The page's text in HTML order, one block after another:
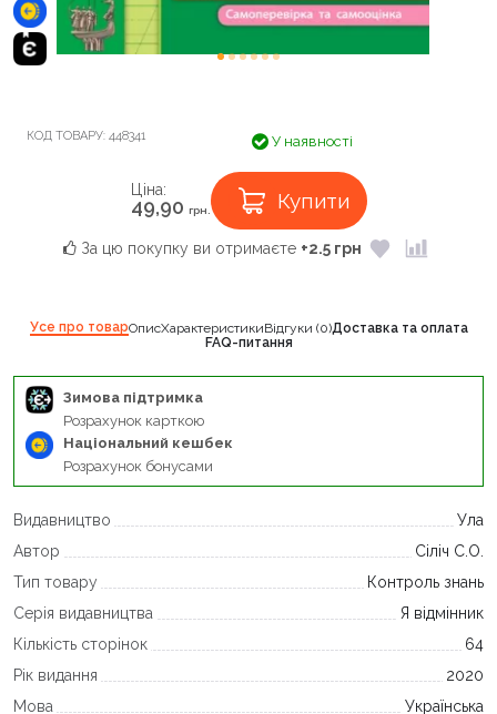
КОД ТОВАРУ: 448341 У наявності
Ціна:
49,90 грн. Купити
За цю покупку ви отримаєте +2.5 грн
Усе про товарОписХарактеристикиВідгуки (0)Доставка та оплата
FAQ-питання
Зимова підтримка
Розрахунок карткою
Національний кешбек
Розрахунок бонусами
Видавництво
Ула
Автор
Сіліч С.О.
Тип товару
Контроль знань
Серія видавництва
Я відмінник
Кількість сторінок
64
Рік видання
2020
Мова
Українська